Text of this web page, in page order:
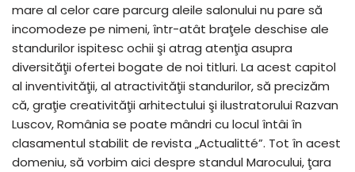
mare al celor care parcurg aleile salonului nu pare să
incomodeze pe nimeni, într-atât braţele deschise ale
standurilor ispitesc ochii şi atrag atenţia asupra
diversităţii ofertei bogate de noi titluri. La acest capitol
al inventivităţii, al atractivităţii standurilor, să precizăm
că, graţie creativităţii arhitectului şi ilustratorului Razvan
Luscov, România se poate mândri cu locul întâi în
clasamentul stabilit de revista „Actualitté”. Tot în acest
domeniu, să vorbim aici despre standul Marocului, ţara